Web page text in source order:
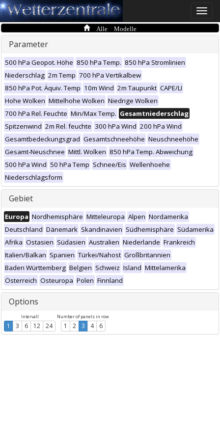
Toggle
Alle Modelle
Parameter
500 hPa Geopot. Höhe 850 hPa Temp. 850 hPa Stromlinien
Niederschlag 2m Temp 700 hPa Vertikalbew
850 hPa Pot. Äquiv. Temp 10m Wind 2m Taupunkt CAPE/LI
Hohe Wolken Mittelhohe Wolken Niedrige Wolken
700 hPa Rel. Feuchte Min/Max Temp. Gesamtniederschlag
Spitzenwind 2m Rel. feuchte 300 hPa Wind 200 hPa Wind
Gesamtbedeckungsgrad Gesamtschneehöhe Neuschneehöhe
Gesamt-Neuschnee Mittl. Wolken 850 hPa Temp. Abweichung
500 hPa Wind 50 hPa Temp Schnee/Eis Wellenhoehe
Niederschlagsform
Gebiet
Europa Nordhemisphäre Mitteleuropa Alpen Nordamerika
Deutschland Dänemark Skandinavien Südhemisphäre Südamerika
Afrika Ostasien Südasien Australien Niederlande Frankreich
Italien/Balkan Spanien Türkei/Nahost Großbritannien
Baden Württemberg Belgien Schweiz Island Mittelamerika
Österreich Osteuropa Polen Finnland
Options
Intervall
1 3 6 12 24
Number of panels in row
1 2 3 4 6